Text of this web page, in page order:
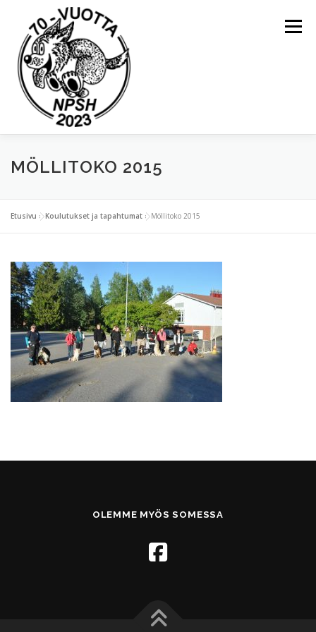
Valikko
ETUSIVU YLEISTÄ
KOULUTUKSET JA TAPAHTUMAT
KIERTOPALKINNOT
MÖLLITOKO 2015
Etusivu »Koulutukset ja tapahtumat »Möllitoko 2015
OLEMME MYÖS SOMESSA